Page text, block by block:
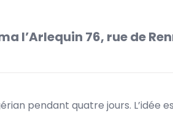
l’Arlequin 76, rue de
pendant quatre jours. L’idée